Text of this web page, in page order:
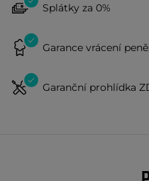
Splátky za 0%
Garance vrácení
Garanční prohlídka